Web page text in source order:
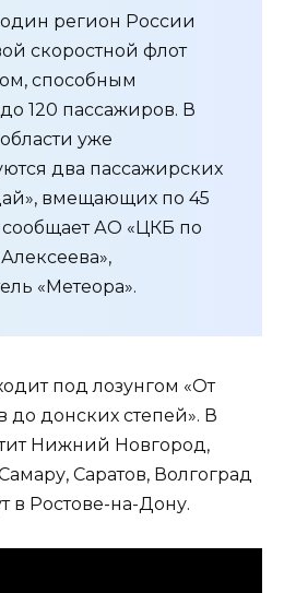
регион России
скоростной флот
способным
120 пассажиров. В
уже
два пассажирских
вмещающих по 45
АО «ЦКБ по
«Метеора».
под лозунгом «От
до донских степей». В
Нижний Новгород,
Саратов, Волгоград
в Ростове-на-Дону.